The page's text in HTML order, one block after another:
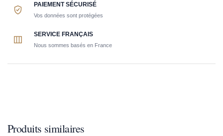
PAIEMENT SÉCURISÉ
Vos données sont protégées
SERVICE FRANÇAIS
Nous sommes basés en France
Produits similaires